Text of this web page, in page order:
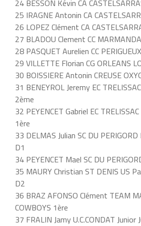
24 BESSON Kévin CA
25 IRAGNE Antonin CA
26 LOPEZ Clément CA
27 BLADOU Clement CC
28 PASQUET Aurelien CC
29 VILLETTE Florian CG ORLEANS
30 BOISSIERE Antonin CREUSE
31 BENEYROL Jeremy EC
2ème
32 PEYENCET Gabriel EC
1ère
33 DELMAS Julian SC DU
D1
34 PEYENCET Mael SC DU
35 MAURY Christian ST DENIS US
D2
36 BRAZ AFONSO Clément TEAM
COWBOYS 1ère
37 FRALIN Jamy U.C.CONDAT Junior